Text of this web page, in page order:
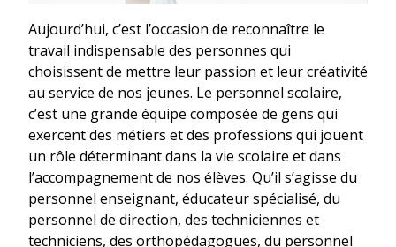
Aujourd’hui, c’est l’occasion de reconnaître le
travail indispensable des personnes qui
choisissent de mettre leur passion et leur créativité
au service de nos jeunes. Le personnel scolaire,
c’est une grande équipe composée de gens qui
exercent des métiers et des professions qui jouent
un rôle déterminant dans la vie scolaire et dans
l’accompagnement de nos élèves. Qu’il s’agisse du
personnel enseignant, éducateur spécialisé, du
personnel de direction, des techniciennes et
techniciens, des orthopédagogues, du personnel